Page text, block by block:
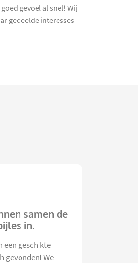
gevoel al snel! Wij
gedeelde interesses
samen de
in.
een geschikte
gevonden! We